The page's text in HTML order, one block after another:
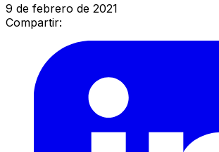
9 de febrero de 2021
Compartir: